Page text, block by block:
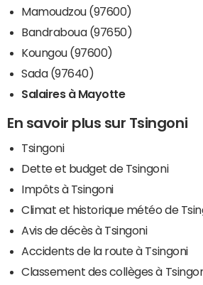
Mamoudzou (97600)
Bandraboua (97650)
Koungou (97600)
Sada (97640)
Salaires à Mayotte
En savoir plus sur Tsingoni
Tsingoni
Dette et budget de Tsingoni
Impôts à Tsingoni
Climat et historique météo de
Avis de décès à Tsingoni
Accidents de la route à Tsingoni
Classement des collèges à